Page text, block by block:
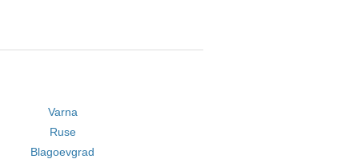
Varna
Ruse
Blagoevgrad